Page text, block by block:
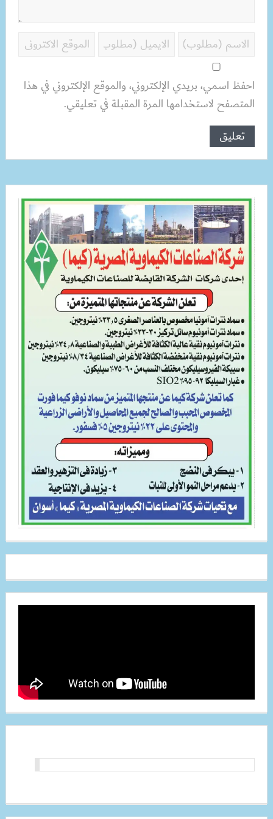
احفظ اسمي، بريدي الإلكتروني، والموقع الإلكتروني في هذا
المتصفح لاستخدامها المرة المقبلة في تعليقي.